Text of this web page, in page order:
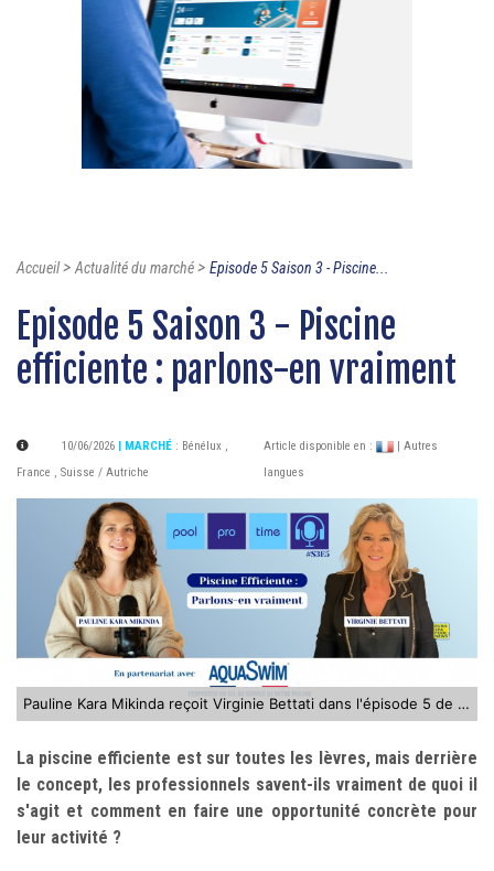
Accueil>Actualité du marché> Episode 5 Saison 3 - Piscine...
Episode 5 Saison 3 - Piscine
efficiente : parlons-en vraiment
10/06/2026 | MARCHÉ : Bénélux ,
France , Suisse / Autriche
Article disponible en :
| Autres
langues
Pauline Kara Mikinda reçoit Virginie Bettati dans l'épisode 5 de la saison 3 de Pool Pro Time
La piscine efficiente est sur toutes les lèvres, mais derrière
le concept, les professionnels savent-ils vraiment de quoi il
s'agit et comment en faire une opportunité concrète pour
leur activité ?